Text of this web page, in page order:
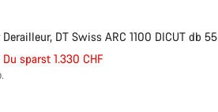
DT Swiss ARC 1100 DICUT db 55
Du sparst 1.330 CHF